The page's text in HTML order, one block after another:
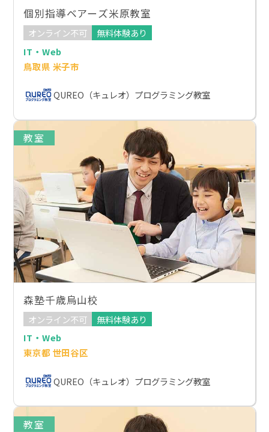
個別指導ベアーズ米原教室
オンライン不可
無料体験あり
IT・Web
鳥取県 米子市
QUREO（キュレオ）プログラミング教室
教室
森塾千歳烏山校
オンライン不可
無料体験あり
IT・Web
東京都 世田谷区
QUREO（キュレオ）プログラミング教室
教室